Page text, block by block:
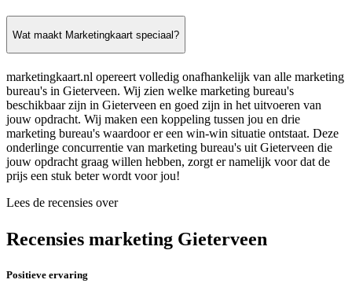
Wat maakt Marketingkaart speciaal?
marketingkaart.nl opereert volledig onafhankelijk van alle marketing
bureau's in Gieterveen. Wij zien welke marketing bureau's
beschikbaar zijn in Gieterveen en goed zijn in het uitvoeren van
jouw opdracht. Wij maken een koppeling tussen jou en drie
marketing bureau's waardoor er een win-win situatie ontstaat. Deze
onderlinge concurrentie van marketing bureau's uit Gieterveen die
jouw opdracht graag willen hebben, zorgt er namelijk voor dat de
prijs een stuk beter wordt voor jou!
Lees de recensies over
Recensies marketing Gieterveen
Positieve ervaring